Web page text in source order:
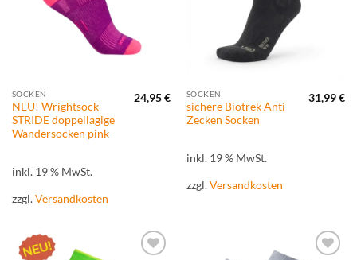
SOCKEN
NEU! Wrightsock
STRIDE doppellagige
Wandersocken pink
24,95€
inkl. 19 % MwSt.
zzgl.Versandkosten
SOCKEN
sichere Biotrek Anti
Zecken Socken
31,99€
inkl. 19 % MwSt.
zzgl.Versandkosten